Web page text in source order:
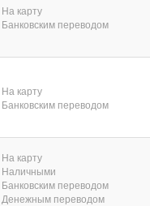
На карту
Банковским переводом
На карту
Банковским переводом
На карту
Наличными
Банковским переводом
Денежным переводом